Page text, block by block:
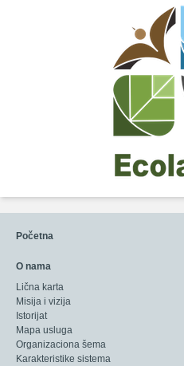
Početna
O nama
Lična karta
Misija i vizija
Istorijat
Mapa usluga
Organizaciona šema
Karakteristike sistema